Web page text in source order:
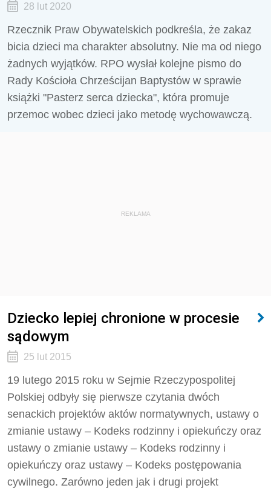
28 lut 2020
Rzecznik Praw Obywatelskich podkreśla, że zakaz
bicia dzieci ma charakter absolutny. Nie ma od niego
żadnych wyjątków. RPO wysłał kolejne pismo do
Rady Kościoła Chrześcijan Baptystów w sprawie
książki "Pasterz serca dziecka", która promuje
przemoc wobec dzieci jako metodę wychowawczą.
REKLAMA
Dziecko lepiej chronione w procesie
sądowym
25 lut 2015
19 lutego 2015 roku w Sejmie Rzeczypospolitej
Polskiej odbyły się pierwsze czytania dwóch
senackich projektów aktów normatywnych, ustawy o
zmianie ustawy – Kodeks rodzinny i opiekuńczy oraz
ustawy o zmianie ustawy – Kodeks rodzinny i
opiekuńczy oraz ustawy – Kodeks postępowania
cywilnego. Zarówno jeden jak i drugi projekt